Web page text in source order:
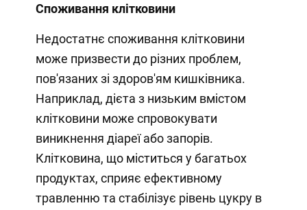
Споживання клітковини
Недостатнє споживання клітковини
може призвести до різних проблем,
пов'язаних зі здоров'ям кишківника.
Наприклад, дієта з низьким вмістом
клітковини може спровокувати
виникнення діареї або запорів.
Клітковина, що міститься у багатьох
продуктах, сприяє ефективному
травленню та стабілізує рівень цукру в